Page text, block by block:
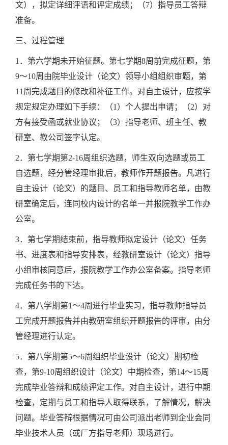
文），拟定详细评语和评定成绩；（7）指导员工答辩
准备。
三、过程管理
1．第六学期未开始征题。第七学期8周前完成征题，第
9～10周由院毕业设计（论文）领导小组组织审题，第
11周完成题目的修改和补征工作。对自主设计，应按学
规定规定办理如下手续：（1）个人提出申请；（2）对
方有接受函或就业协议；（3）指导老师、班主任、教
研室、教公司签字认定。
2．第七学期第2-16周组织选题，师生双向选题或员工
自选题，经分管经理审批后，教师作开题报告。凡进行
自主设计（论文）的题目、员工和指导教师名单，由教
研室确定后，连同校内设计的名单一并报院教学工作办
公室。
3．第七学期结束前，指导教师拟定设计（论文）任务
书、进度表和指导安排表，经教研室设计（论文）指导
小组审核同意后，报院教学工作办公室备案。指导老师
完成任务书的下达。
4．第八学期第1～4周进行毕业实习，指导教师指导员
工完成开题报告并由教研室组织开题报告的评审，由分
管经理进行认定。
5．第八学期第5～6周组织毕业设计（论文）期初检
查，第9-10周组织设计（论文）中期检查，第14～15周
完成毕业答辩和成绩评定工作。对自主设计，进行中期
检查，定期与员工和指导人取得联系，了解情况，解决
问题。毕业答辩根据情况可由公司派出老师到企业会同
毕业技术人员（或厂方指导老师）现场进行。